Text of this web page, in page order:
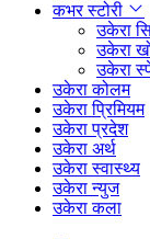
कभर स्टोरी
उकेरा
उकेरा
उकेरा
उकेरा कोलम
उकेरा प्रिमियम
उकेरा प्रदेश
उकेरा अर्थ
उकेरा स्वास्थ्य
उकेरा न्युज
उकेरा कला